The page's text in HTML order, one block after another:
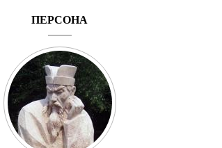
ПЕРСОНА